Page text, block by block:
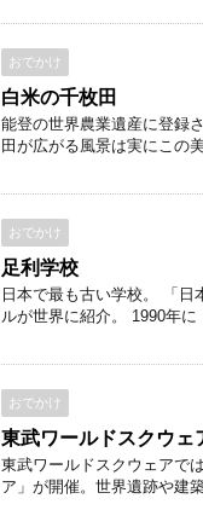
おでかけ
白米の千枚田
能登の世界農業遺産に登録
田が広がる風景は実にこの
おでかけ
足利学校
日本で最も古い学校。 「
ルが世界に紹介。 1990年に
おでかけ
東武ワールドスクウェ
東武ワールドスクウェアで
ア」が開催。世界遺跡や建